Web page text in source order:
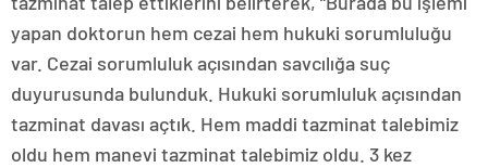
yapan doktorun hem cezai hem hukuki sorumluluğu
var. Cezai sorumluluk açısından savcılığa suç
duyurusunda bulunduk. Hukuki sorumluluk açısından
tazminat davası açtık. Hem maddi tazminat talebimiz
oldu hem manevi tazminat talebimiz oldu. 3 kez